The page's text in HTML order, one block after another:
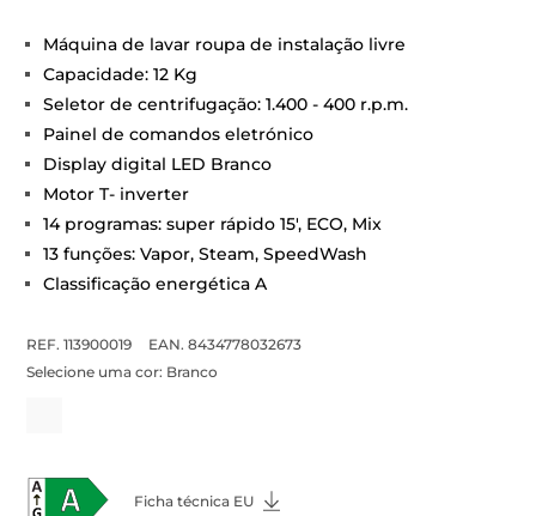
Máquina de lavar roupa de instalação livre
Capacidade: 12 Kg
Seletor de centrifugação: 1.400 - 400 r.p.m.
Painel de comandos eletrónico
Display digital LED Branco
Motor T- inverter
14 programas: super rápido 15', ECO, Mix
13 funções: Vapor, Steam, SpeedWash
Classificação energética A
REF. 113900019
EAN. 8434778032673
Selecione uma cor: Branco
Ficha técnica EU